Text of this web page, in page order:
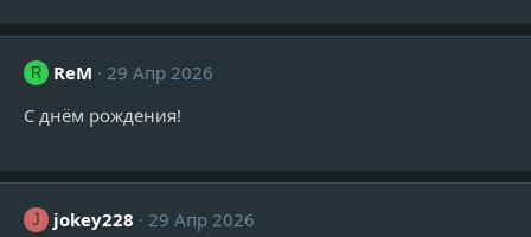
R ReM
29 Апр 2026
С днём рождения!
J jokey228
29 Апр 2026